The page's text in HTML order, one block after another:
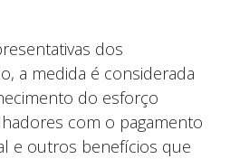
dos
a medida é considerada
do esforço
com o pagamento
e outros benefícios que